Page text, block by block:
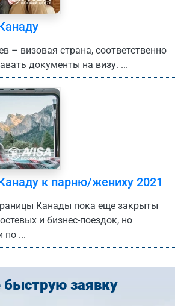
– визовая страна, соответственно
документы на визу. ...
к парню/жениху 2021
Канады пока еще закрыты
и бизнес-поездок, но
по ...
быструю заявку